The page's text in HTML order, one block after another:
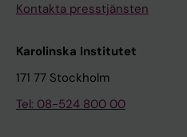
Kontakta presstjänsten
Karolinska Institutet
171 77 Stockholm
Tel: 08-524 800 00